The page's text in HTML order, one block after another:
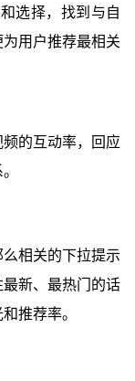
选择，找到与自
用户推荐最相关
的互动率，回应
相关的下拉提示
新、最热门的话
推荐率。